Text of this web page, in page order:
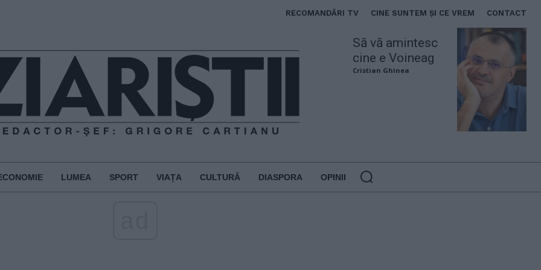
RECOMANDĂRI TV CINE SUNTEM ȘI CE VREM CONTACT
Să vă amintesc
cine e Voineag
Cristian Ghinea
LUMEA SPORT VIAȚA CULTURĂ DIASPORA OPINII